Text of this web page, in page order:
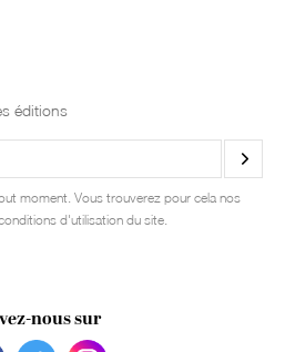
éditions
moment. Vous trouverez pour cela nos
d'utilisation du site.
nous sur